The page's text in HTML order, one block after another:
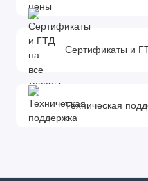
Сертификаты и
Техническая